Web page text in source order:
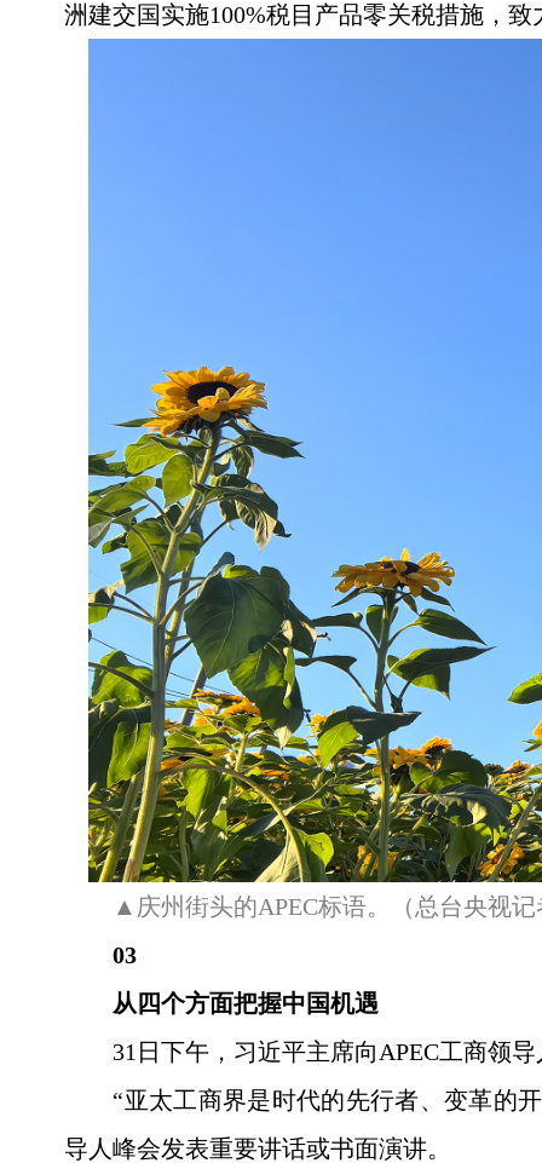
洲建交国实施100%税目产品零关税措施，
▲庆州街头的APEC标语。（总台央视
03
从四个方面把握中国机遇
31日下午，习近平主席向APEC工商领
“亚太工商界是时代的先行者、变革的
导人峰会发表重要讲话或书面演讲。